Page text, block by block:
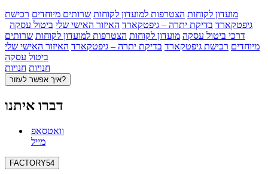
מועדון לקוחות הצטרפות למועדון לקוחות שרותים מיוחדים רכישת
גיפטקארד בדיקת יתרה – גיפטקארד האיזור האישי שלי ביטול עסקה
דרכי ביטול עסקה מועדון לקוחות הצטרפות למועדון לקוחות שרותים
מיוחדים רכישת גיפטקארד בדיקת יתרה – גיפטקארד האיזור האישי שלי
ביטול עסקה
חנויות חנויות
איך אפשר לעזור?
דברו איתנו
וואטסאפ
מייל
FACTORY54